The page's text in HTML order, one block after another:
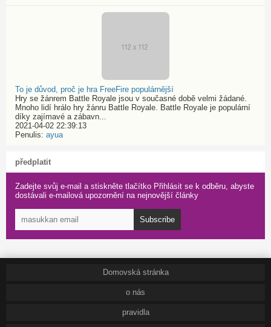
To je důvod, proč je hra FreeFire populárnější
Hry se žánrem Battle Royale jsou v současné době velmi žádané.
Mnoho lidí hrálo hry žánru Battle Royale. Battle Royale je populární
díky zajímavé a zábavn...
2021-04-02 22:39:13
Penulis: ayua
předplatit
Zadejte svůj e-mail a stiskněte tlačítko Přihlásit se k odběru, abyste
dostávali e-mailová upozornění na nejnovější články
Subscribe
Domovská stránka
o nás
pravidla